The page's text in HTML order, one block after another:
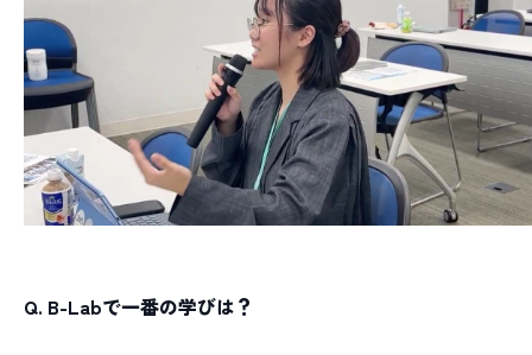
Q. B-Labで一番の学びは？